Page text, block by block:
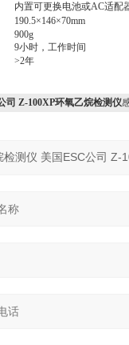
内置可更换电池或AC适配
190.5×146×70mm
900g
9小时，工作时间
>2年
司 Z-100XP环氧乙烷检测仪